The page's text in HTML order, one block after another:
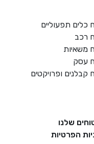
כלים תפעוליים
רכב
משאיות
עסק
קבלנים ופרויקטים
שלנו
הפרטיות